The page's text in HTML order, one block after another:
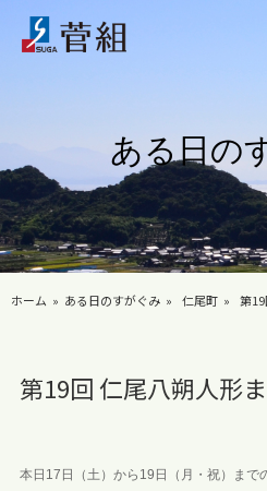
ある日の
ホーム ある日のすがぐみ 仁尾町 第
第19回 仁尾八朔人形
本日17日（土）から19日（月・祝）まで